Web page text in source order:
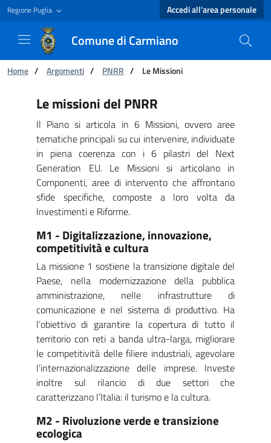
Regione Puglia Accedi all'area personale
Comune di Carmiano
Ti trovi in:
Home / Argomenti / PNRR / Le Missioni
Le Missioni - Comune di Carmiano
Le missioni del PNRR
Il Piano si articola in 6 Missioni, ovvero aree
tematiche principali su cui intervenire, individuate
in piena coerenza con i 6 pilastri del Next
Generation EU. Le Missioni si articolano in
Componenti, aree di intervento che affrontano
sfide specifiche, composte a loro volta da
Investimenti e Riforme.
M1 - Digitalizzazione, innovazione,
competitività e cultura
La missione 1 sostiene la transizione digitale del
Paese, nella modernizzazione della pubblica
amministrazione, nelle infrastrutture di
comunicazione e nel sistema di produttivo. Ha
l’obiettivo di garantire la copertura di tutto il
territorio con reti a banda ultra-larga, migliorare
le competitività delle filiere industriali, agevolare
l’internazionalizzazione delle imprese. Investe
inoltre sul rilancio di due settori che
caratterizzano l’Italia: il turismo e la cultura.
M2 - Rivoluzione verde e transizione
ecologica